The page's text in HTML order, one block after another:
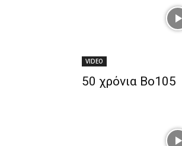
VIDEO
50 χρόνια Bo105